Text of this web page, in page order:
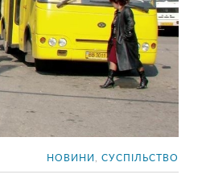
НОВИНИ СУСПІЛЬСТВО